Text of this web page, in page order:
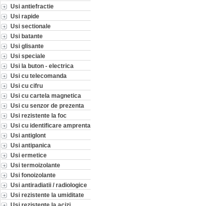
Usi antiefractie
Usi rapide
Usi sectionale
Usi batante
Usi glisante
Usi speciale
Usi la buton - electrica
Usi cu telecomanda
Usi cu cifru
Usi cu cartela magnetica
Usi cu senzor de prezenta
Usi rezistente la foc
Usi cu identificare amprenta
Usi antiglont
Usi antipanica
Usi ermetice
Usi termoizolante
Usi fonoizolante
Usi antiradiatii / radiologice
Usi rezistente la umiditate
Usi rezistente la acizi